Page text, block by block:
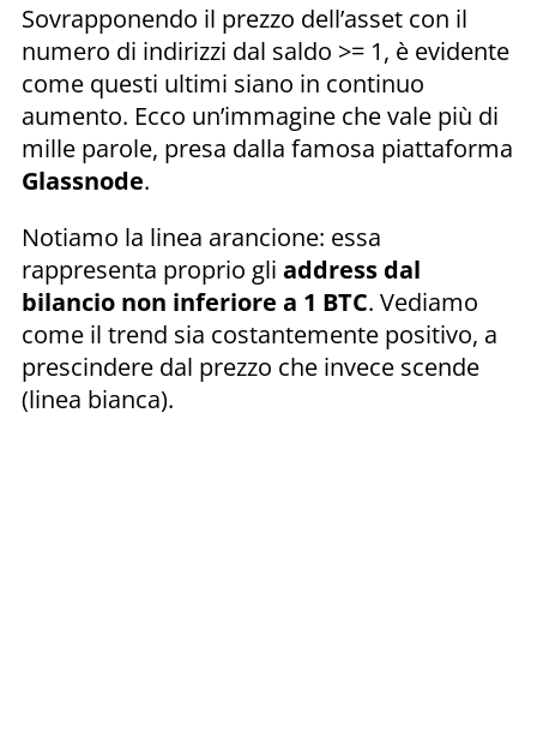
Sovrapponendo il prezzo dell’asset con il
numero di indirizzi dal saldo >= 1, è evidente
come questi ultimi siano in continuo
aumento. Ecco un’immagine che vale più di
mille parole, presa dalla famosa piattaforma
Glassnode.
Notiamo la linea arancione: essa
rappresenta proprio gli address dal
bilancio non inferiore a 1 BTC. Vediamo
come il trend sia costantemente positivo, a
prescindere dal prezzo che invece scende
(linea bianca).